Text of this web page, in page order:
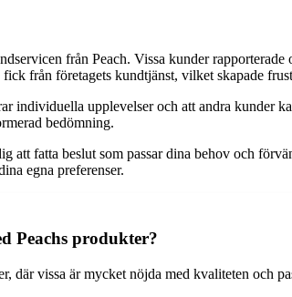
från Peach. Vissa kunder
från företagets kundtjänst, vilket skapade
individuella upplevelser och att andra kunder
bedömning.
att fatta beslut som passar dina behov och
egna preferenser.
Peachs produkter?
där vissa är mycket nöjda med kvaliteten och